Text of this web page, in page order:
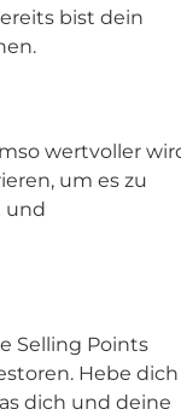
bist dein
wertvoller
um es zu
und
Selling Points
Hebe dich
dich und deine